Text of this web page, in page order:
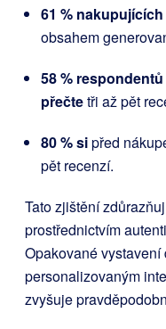
61 %
obsahem
58 %
přečtetři až pět
80 % sipřed
pět recenzí.
Tato zjištění
prostřednictvím
Opakované
personalizovaným
zvyšuje